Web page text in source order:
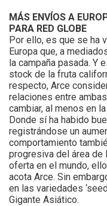
MÁS ENVÍOS A
PARA RED GLOBE
Por ello, es que se ha
Europa que, a
la campaña pasada. Y
stock de la fruta
respecto, Arce
relaciones entre
cambiar, al menos en
Donde sí ha habido
registrándose un
comportamiento
progresiva del área de
oferta en el mundo,
acota Arce. Sin
en las variedades
Gigante Asiático.